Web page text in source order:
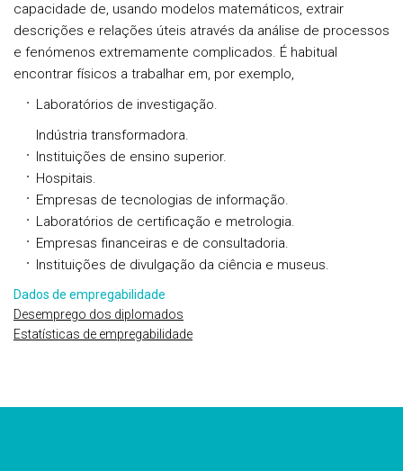
capacidade de, usando modelos matemáticos, extrair
descrições e relações úteis através da análise de processos
e fenómenos extremamente complicados. É habitual
encontrar físicos a trabalhar em, por exemplo,
Laboratórios de investigação.
Indústria transformadora.
Instituições de ensino superior.
Hospitais.
Empresas de tecnologias de informação.
Laboratórios de certificação e metrologia.
Empresas financeiras e de consultadoria.
Instituições de divulgação da ciência e museus.
Dados de empregabilidade
Desemprego dos diplomados
Estatísticas de empregabilidade